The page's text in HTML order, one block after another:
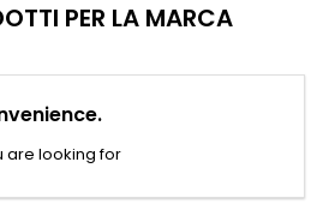
PER LA MARCA
are looking for